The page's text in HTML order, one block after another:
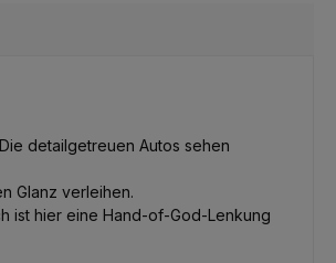
detailgetreuen Autos sehen
Glanz verleihen.
ist hier eine Hand-of-God-Lenkung